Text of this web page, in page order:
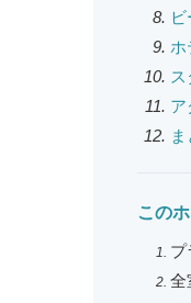
ビ
ホ
ア
この
プ
全